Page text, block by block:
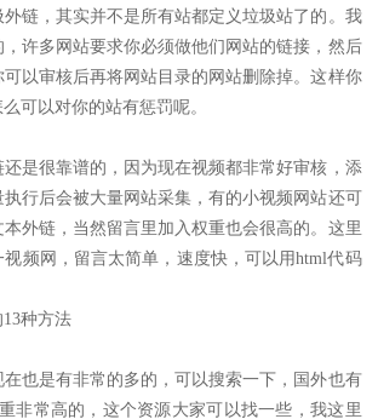
链，其实并不是所有站都定义垃圾站了的。我
许多网站要求你必须做他们网站的链接，然后
以审核后再将网站目录的网站删除掉。这样你
可以对你的站有惩罚呢。
很靠谱的，因为现在视频都非常好审核，添
行后会被大量网站采集，有的小视频网站还可
外链，当然留言里加入权重也会很高的。这里
频网，留言太简单，速度快，可以用html代码
种方法
是有非常的多的，可以搜索一下，国外也有
非常高的，这个资源大家可以找一些，我这里